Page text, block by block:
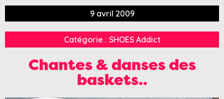
9 avril 2009
Catégorie : SHOES Addict
Chantes & danses des
baskets..